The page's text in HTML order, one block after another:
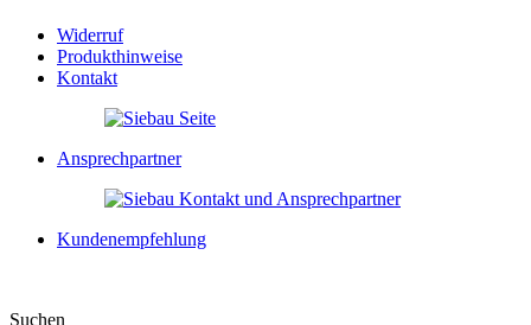
Widerruf
Produkthinweise
Kontakt
Ansprechpartner
Kundenempfehlung
Suchen